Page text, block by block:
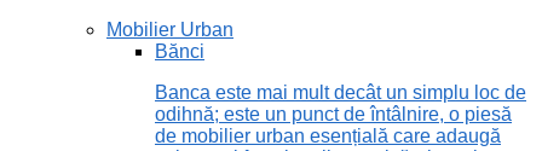
Mobilier Urban
Bănci
Banca este mai mult decât un simplu loc de
odihnă; este un punct de întâlnire, o piesă
de mobilier urban esențială care adaugă